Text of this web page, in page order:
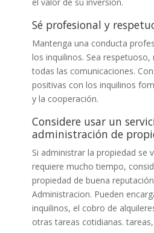
Sé profesional y
Mantenga una conducta
los inquilinos. Sea
todas las comunicaciones.
positivas con los inquilinos
y la cooperación.
Considere usar un
administración de
Si administrar la propiedad se
requiere mucho tiempo,
propiedad de buena
Administracion. Pueden
inquilinos, el cobro de
otras tareas cotidianas.